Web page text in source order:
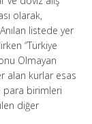
olarak,
listede yer
“Türkiye
Olmayan
alan kurlar esas
para birimleri
diğer